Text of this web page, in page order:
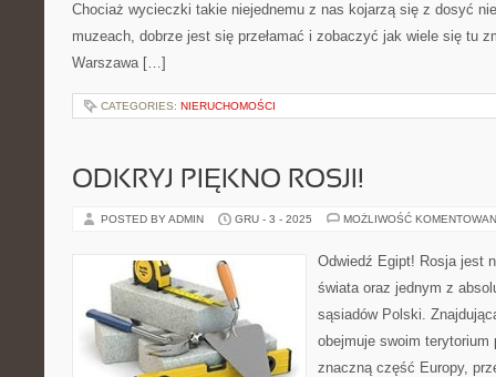
Chociaż wycieczki takie niejednemu z nas kojarzą się z dosyć
muzeach, dobrze jest się przełamać i zobaczyć jak wiele się tu
Warszawa […]
CATEGORIES: NIERUCHOMOŚCI
ODKRYJ PIĘKNO ROSJI!
POSTED BY ADMIN GRU - 3 - 2025 MOŻLIWOŚĆ
Odwiedź Egipt! Rosja jest
świata oraz jednym z
sąsiadów Polski.
obejmuje swoim
znaczną część Europy,